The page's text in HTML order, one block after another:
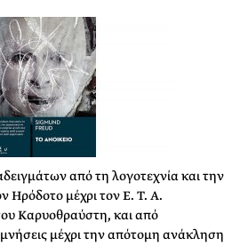
από τη λογοτεχνία και την
Ηρόδοτο μέχρι τον E. T. A.
Καρυοθραύστη, και από
μέχρι την απότομη ανάκληση